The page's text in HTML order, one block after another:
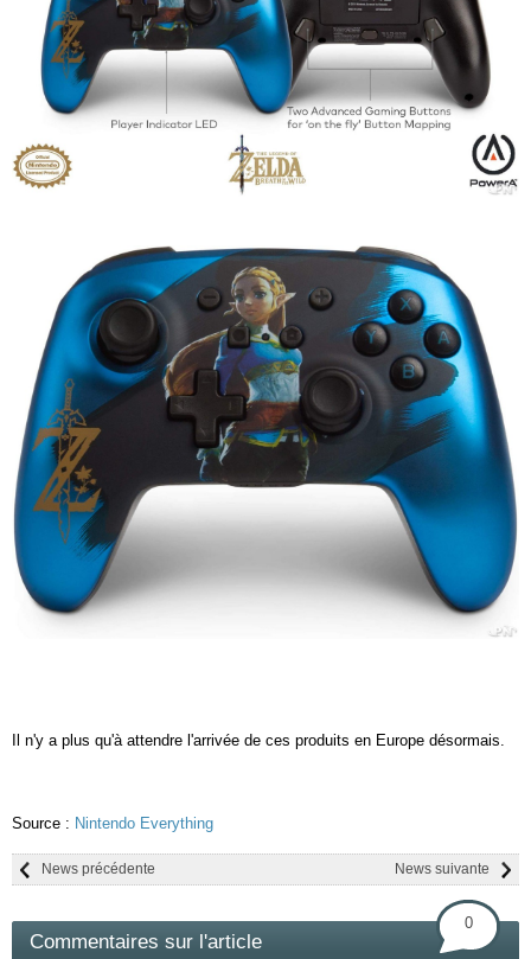
Il n'y a plus qu'à attendre l'arrivée de ces produits en Europe désormais.
Source : Nintendo Everything
News suivante
News précédente
Commentaires sur l'article
0